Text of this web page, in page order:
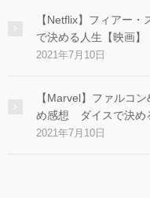
【Netflix】フィアー
で決める人生【映画】
2021年7月10日
【Marvel】ファルコ
め感想 ダイスで決め
2021年7月10日